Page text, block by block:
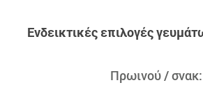
Ενδεικτικές επιλογές
Πρωινού / σνακ: